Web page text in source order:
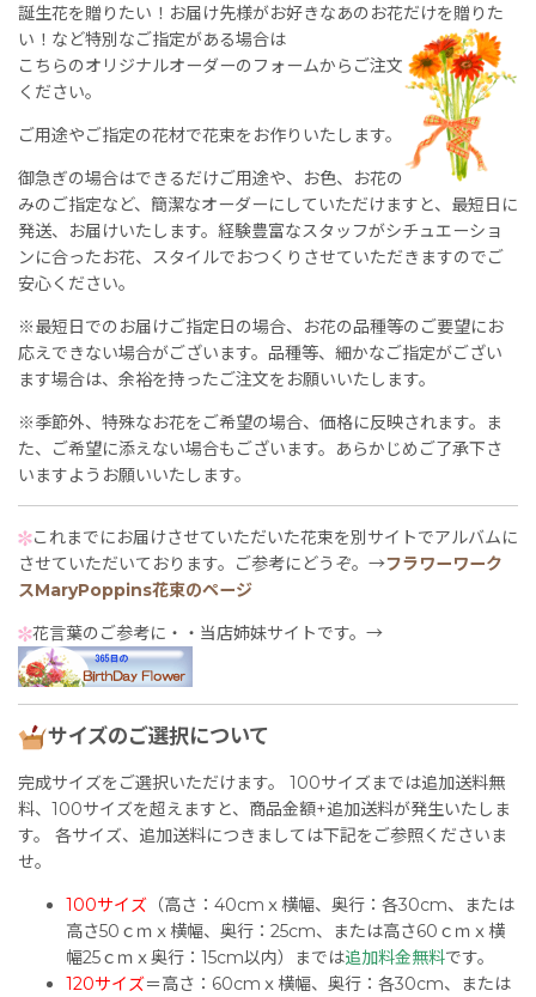
誕生花を贈りたい！お届け先様がお好きなあのお花だけを贈りた
い！ など特別なご指定がある場合は
こちらのオリジナルオーダーのフォームからご注文
ください。
ご用途やご指定の花材で花束をお作りいたします。
御急ぎの場合はできるだけご用途や、お色、お花の
みのご指定など、簡潔なオーダーにしていただけますと、最短日に
発送、お届けいたします。経験豊富なスタッフがシチュエーショ
ンに合ったお花、スタイルでおつくりさせていただきますのでご
安心ください。
※最短日でのお届けご指定日の場合、お花の品種等のご要望にお
応えできない場合がございます。品種等、細かなご指定がござい
ます場合は、余裕を持ったご注文をお願いいたします。
※季節外、特殊なお花をご希望の場合、価格に反映されます。ま
た、ご希望に添えない場合もございます。あらかじめご了承下さ
いますようお願いいたします。
これまでにお届けさせていただいた花束を別サイトでアルバムに
させていただいております。ご参考にどうぞ。→フラワーワーク
スMaryPoppins花束のページ
花言葉のご参考に・・当店姉妹サイトです。→
サイズのご選択について
完成サイズをご選択いただけます。 100サイズまでは追加送料無
料、100サイズを超えますと、商品金額+追加送料が発生いたしま
す。 各サイズ、追加送料につきましては下記をご参照くださいま
せ。
100サイズ （高さ：40cmｘ横幅、奥行：各30cm、または
高さ50ｃｍｘ横幅、奥行：25cm、または高さ60ｃｍｘ横
幅25ｃｍｘ奥行：15cm以内）までは追加料金無料です。
120サイズ＝高さ：60cmｘ横幅、奥行：各30cm、または